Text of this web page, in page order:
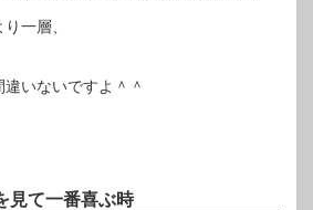
一層、
いないですよ＾＾
見て一番喜ぶ時